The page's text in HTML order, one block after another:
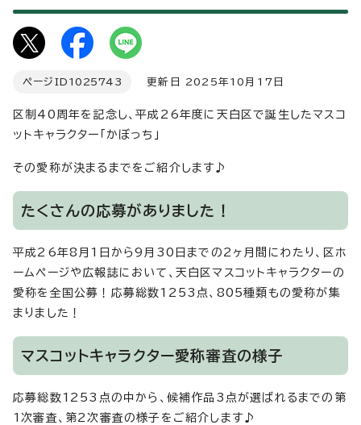
ページID 1025743 更新日 2025年10月17日
区制40周年を記念し、平成26年度に天白区で誕生したマスコ
ットキャラクター「かぼっち」
その愛称が決まるまでをご紹介します♪
たくさんの応募がありました！
平成26年8月1日から9月30日までの2ヶ月間にわたり、区ホ
ームページや広報誌において、天白区マスコットキャラクターの
愛称を全国公募！応募総数1253点、805種類もの愛称が集
まりました！
マスコットキャラクター愛称審査の様子
応募総数1253点の中から、候補作品3点が選ばれるまでの第
1次審査、第2次審査の様子をご紹介します♪